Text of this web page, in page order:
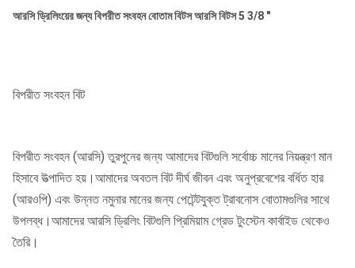
আরসি ড্রিলিংয়ের জন্য বিপরীত সংবহন বোতাম বিটস আরসি বিটস 5 3/8 "
বিপরীত সংবহন বিট
বিপরীত সংবহন (আরসি) তুরপুনের জন্য আমাদের বিটগুলি সর্বোচ্চ মানের নিয়ন্ত্রণ মান
হিসাবে উত্পাদিত হয়।আমাদের অবতল বিট দীর্ঘ জীবন এবং অনুপ্রবেশের বর্ধিত হার
(আরওপি) এবং উন্নত নমুনার মানের জন্য পেটেন্টযুক্ত ট্রাবনোস বোতামগুলির সাথে
উপলব্ধ।আমাদের আরসি ড্রিলিং বিটগুলি প্রিমিয়াম গ্রেড টুংস্টেন কার্বাইড থেকেও
তৈরি।